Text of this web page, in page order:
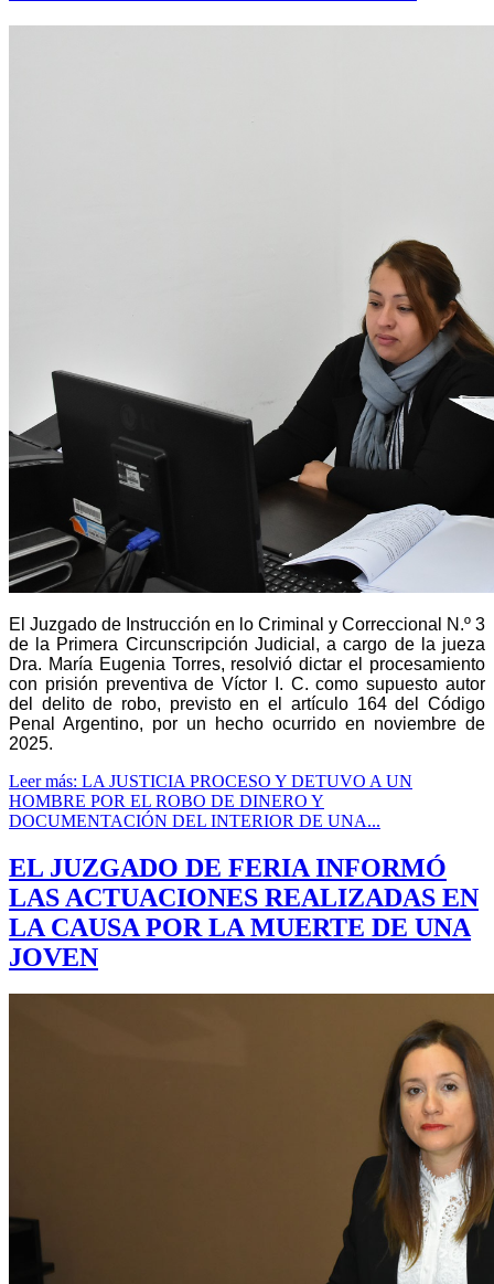
El Juzgado de Instrucción en lo Criminal y Correccional N.º 3
de la Primera Circunscripción Judicial, a cargo de la jueza
Dra. María Eugenia Torres, resolvió dictar el procesamiento
con prisión preventiva de Víctor I. C. como supuesto autor
del delito de robo, previsto en el artículo 164 del Código
Penal Argentino, por un hecho ocurrido en noviembre de
2025.
Leer más: LA JUSTICIA PROCESO Y DETUVO A UN
HOMBRE POR EL ROBO DE DINERO Y
DOCUMENTACIÓN DEL INTERIOR DE UNA...
EL JUZGADO DE FERIA INFORMÓ
LAS ACTUACIONES REALIZADAS EN
LA CAUSA POR LA MUERTE DE UNA
JOVEN